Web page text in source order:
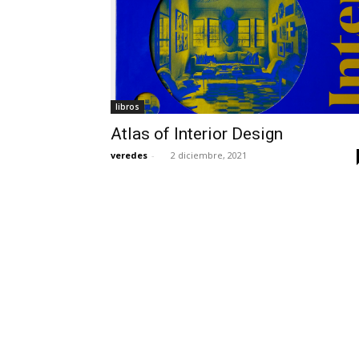
libros
Atlas of Interior Design
veredes - 2 diciembre, 2021